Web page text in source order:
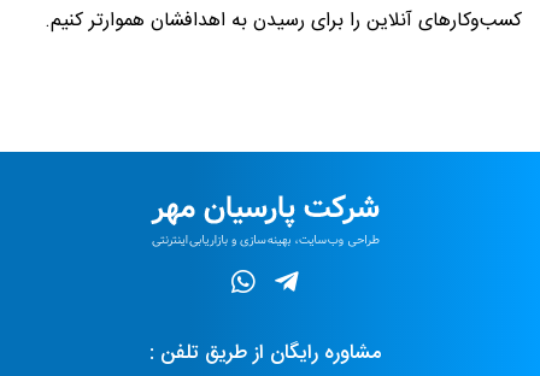
کسب‌وکارهای آنلاین را برای رسیدن به اهدافشان هموارتر کنیم.
مشاوره رایگان از طریق تلفن :